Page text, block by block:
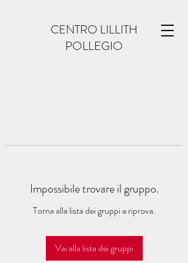
CENTRO LILLITH
POLLEGIO
Impossibile trovare il gruppo.
Torna alla lista dei gruppi e riprova.
Vai alla lista dei gruppi